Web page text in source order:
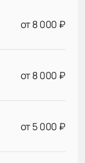
от 8 000 ₽
от 8 000 ₽
от 5 000 ₽